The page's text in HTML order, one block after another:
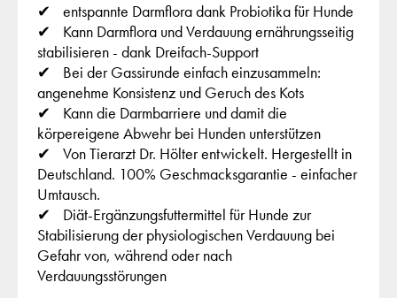
entspannte Darmflora dank Probiotika für Hunde
Kann Darmflora und Verdauung ernährungsseitig
stabilisieren - dank Dreifach-Support
Bei der Gassirunde einfach einzusammeln:
angenehme Konsistenz und Geruch des Kots
Kann die Darmbarriere und damit die
körpereigene Abwehr bei Hunden unterstützen
Von Tierarzt Dr. Hölter entwickelt. Hergestellt in
Deutschland. 100% Geschmacksgarantie - einfacher
Umtausch.
Diät-Ergänzungsfuttermittel für Hunde zur
Stabilisierung der physiologischen Verdauung bei
Gefahr von, während oder nach
Verdauungsstörungen